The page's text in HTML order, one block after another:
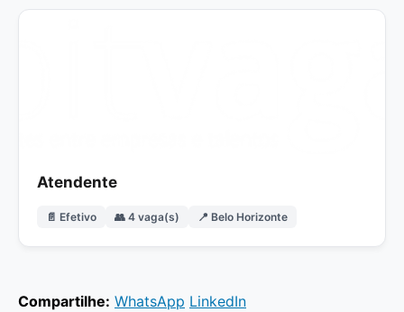
Atendente
📄 Efetivo 👥 4 vaga(s) 📍 Belo Horizonte
Compartilhe: WhatsApp LinkedIn